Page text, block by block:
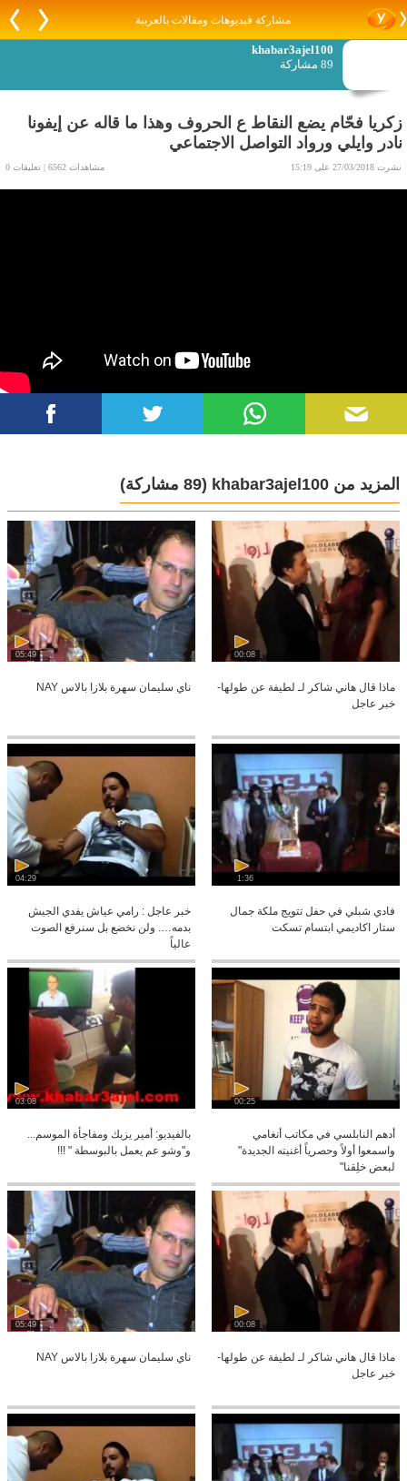
مشاركة فيديوهات ومقالات بالعربية
khabar3ajel100
89 مشاركة
زكريا فحّام يضع النقاط ع الحروف وهذا ما قاله عن إيفونا
نادر وايلي ورواد التواصل الاجتماعي
نشرت 27/03/2018 على 15:19 مشاهدات 6562 | تعليقات 0
المزيد من khabar3ajel100 (89 مشاركة)
00:08
ماذا قال هاني شاكر لـ لطيفة عن طولها-
خبر عاجل
05:49
ناي سليمان سهرة بلازا بالاس NAY
1:36
فادي شبلي في حفل تتويج ملكة جمال
ستار اكاديمي ابتسام تسكت
04:29
خبر عاجل : رامي عياش يفدي الجيش
بدمه…. ولن نخضع بل سنرفع الصوت
عالياً
00:25
أدهم النابلسي في مكاتب أنغامي
واسمعوا أولاً وحصرياً أغنيته الجديدة"
لبعض خلِقنا"
03:08
بالفيديو: أمير يزبك ومفاجأة الموسم...
و"وشو عم يعمل بالبوسطة " !!!
00:08
ماذا قال هاني شاكر لـ لطيفة عن طولها-
خبر عاجل
05:49
ناي سليمان سهرة بلازا بالاس NAY